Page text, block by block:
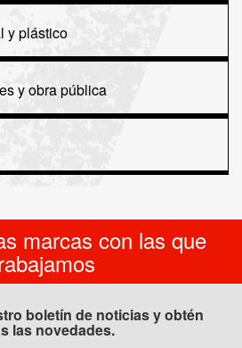
y plástico
y obra pública
marcas con las que
boletín de noticias y obtén
las novedades.